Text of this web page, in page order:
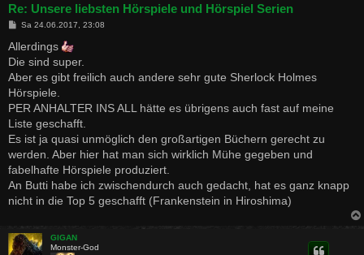
Re: Unsere liebsten Hörspiele und Hörspiel Serien
B
i
t
r
a
g
Sa 24.06.2017, 23:08
Allerdings
Die sind super.
Aber es gibt freilich auch andere sehr gute Sherlock Holmes
Hörspiele.
PER ANHALTER INS ALL hätte es übrigens auch fast auf meine
Liste geschafft.
Es ist ja quasi unmöglich den großartigen Büchern gerecht zu
werden. Aber hier hat man sich wirklich Mühe gegeben und
fabelhafte Hörspiele produziert.
An Butti habe ich zwischendurch auch gedacht, hat es ganz knapp
nicht in die Top 5 geschafft (Frankenstein in Hiroshima)
GIGAN
Monster-God